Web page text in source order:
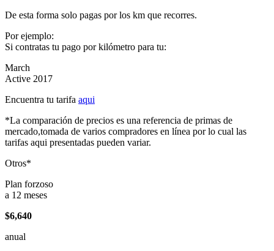
De esta forma solo pagas por los km que recorres.
Por ejemplo:
Si contratas tu pago por kilómetro para tu:
March
Active 2017
Encuentra tu tarifa aqui
*La comparación de precios es una referencia de primas de
mercado,tomada de varios compradores en línea por lo cual las
tarifas aqui presentadas pueden variar.
Otros*
Plan forzoso
a 12 meses
$6,640
anual